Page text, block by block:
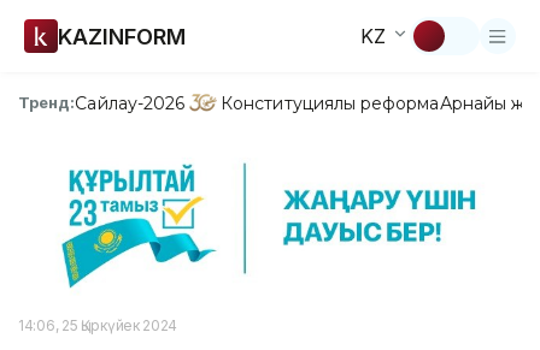
KAZINFORM KZ
Тренд:Сайлау-2026 Конституциялық реформаАрнайы
14:06, 25 Қыркүйек 2024